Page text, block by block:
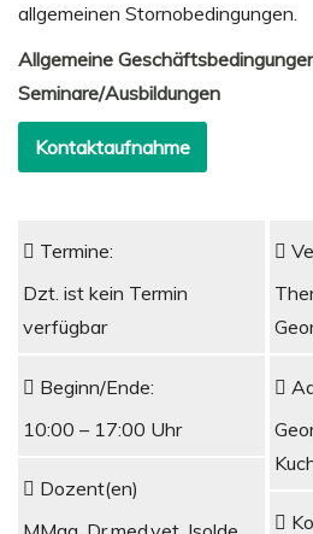
allgemeinen Stornobedingungen.
Allgemeine
Seminare/Ausbildungen
Kontaktaufnahme
Termine:
Dzt. ist kein Termin
verfügbar
Beginn/Ende:
10:00 – 17:00 Uhr
Dozent(en)